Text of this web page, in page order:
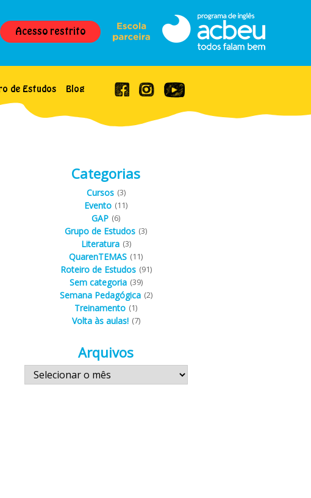
Acesso restrito
de Estudos Blog
Categorias
Cursos (3)
Evento (11)
GAP (6)
Grupo de Estudos (3)
Literatura (3)
QuarenTEMAS (11)
Roteiro de Estudos (91)
Sem categoria (39)
Semana Pedagógica (2)
Treinamento (1)
Volta às aulas! (7)
Arquivos
Arquivos